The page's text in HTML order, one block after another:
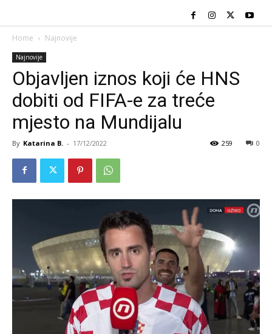
Home Najnovije
Najnovije
Objavljen iznos koji će HNS
dobiti od FIFA-e za treće
mjesto na Mundijalu
By Katarina B. - 17/12/2022 0
259